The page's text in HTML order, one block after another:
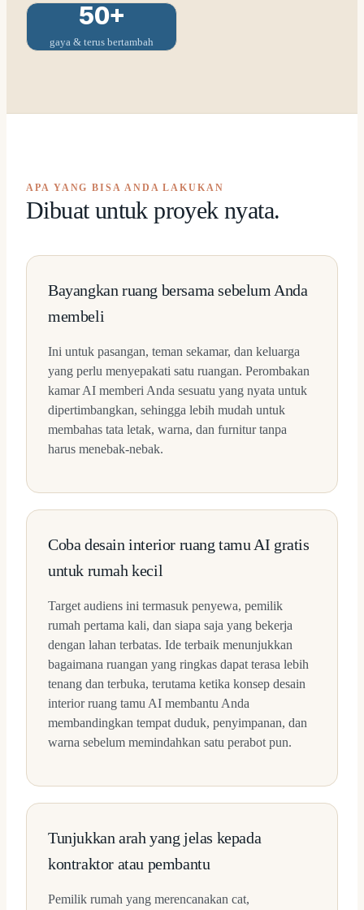
50+
gaya & terus bertambah
APA YANG BISA ANDA LAKUKAN
Dibuat untuk proyek nyata.
Bayangkan ruang bersama sebelum Anda
membeli
Ini untuk pasangan, teman sekamar, dan keluarga
yang perlu menyepakati satu ruangan. Perombakan
kamar AI memberi Anda sesuatu yang nyata untuk
dipertimbangkan, sehingga lebih mudah untuk
membahas tata letak, warna, dan furnitur tanpa
harus menebak-nebak.
Coba desain interior ruang tamu AI gratis
untuk rumah kecil
Target audiens ini termasuk penyewa, pemilik
rumah pertama kali, dan siapa saja yang bekerja
dengan lahan terbatas. Ide terbaik menunjukkan
bagaimana ruangan yang ringkas dapat terasa lebih
tenang dan terbuka, terutama ketika konsep desain
interior ruang tamu AI membantu Anda
membandingkan tempat duduk, penyimpanan, dan
warna sebelum memindahkan satu perabot pun.
Tunjukkan arah yang jelas kepada
kontraktor atau pembantu
Pemilik rumah yang merencanakan cat,